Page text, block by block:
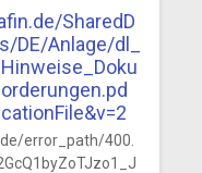
SharedD
DE/Anlage/dl_
error_path/400.